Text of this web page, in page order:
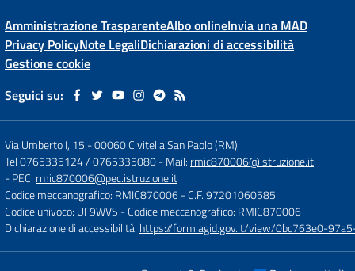
Amministrazione TrasparenteAlbo onlineInvia una MAD
Privacy PolicyNote LegaliDichiarazioni di accessibilità
Gestione cookie
Seguici su:
Via Umberto I, 15 -00060 Civitella San Paolo (RM)
Tel 0765335124 / 0765335080- Mail: rmic870006@istruzione.it
- PEC: rmic870006@pec.istruzione.it
Codice meccanografico: RMIC870006- C.F. 97201060585
Codice univoco: UF9WVS - Codice meccanografico: RMIC870006
Dichiarazione di accessibilità: https://form.agid.gov.it/view/0bc763e0-